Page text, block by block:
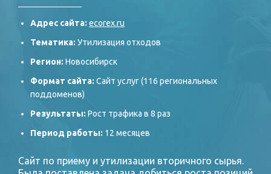
Адрес сайта: ecorex.ru
Тематика: Утилизация отходов
Регион: Новосибирск
Формат сайта: Сайт услуг (116 региональных
поддоменов)
Результаты: Рост трафика в 8 раз
Период работы: 12 месяцев
Сайт по приему и утилизации вторичного сырья.